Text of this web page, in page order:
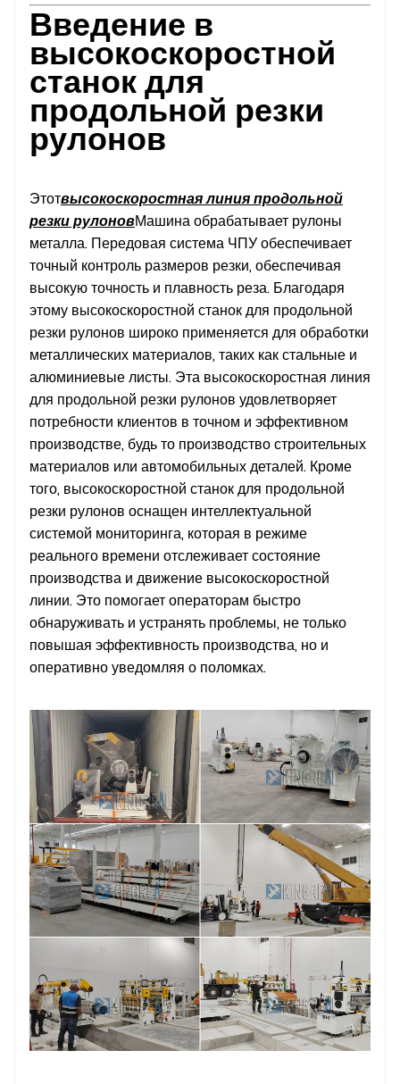
Введение в
высокоскоростной
станок для
продольной резки
рулонов
Этотвысокоскоростная линия продольной
резки рулоновМашина обрабатывает рулоны
металла. Передовая система ЧПУ обеспечивает
точный контроль размеров резки, обеспечивая
высокую точность и плавность реза. Благодаря
этому высокоскоростной станок для продольной
резки рулонов широко применяется для обработки
металлических материалов, таких как стальные и
алюминиевые листы. Эта высокоскоростная линия
для продольной резки рулонов удовлетворяет
потребности клиентов в точном и эффективном
производстве, будь то производство строительных
материалов или автомобильных деталей. Кроме
того, высокоскоростной станок для продольной
резки рулонов оснащен интеллектуальной
системой мониторинга, которая в режиме
реального времени отслеживает состояние
производства и движение высокоскоростной
линии. Это помогает операторам быстро
обнаруживать и устранять проблемы, не только
повышая эффективность производства, но и
оперативно уведомляя о поломках.